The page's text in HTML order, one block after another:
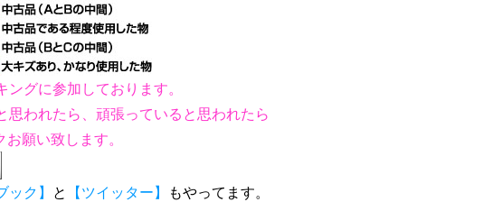
ングに参加しております。
思われたら、頑張っていると思われたら
願い致します。
ック】 と 【ツイッター】
もやってます。